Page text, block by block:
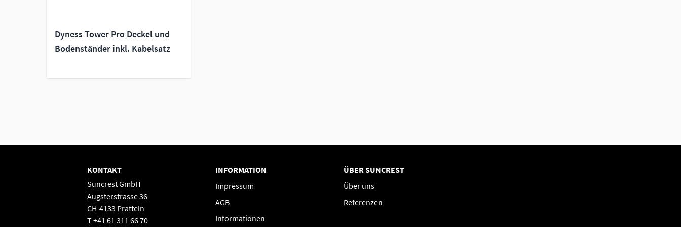
Dyness Tower Pro Deckel und
Bodenständer inkl. Kabelsatz
KONTAKT
Suncrest GmbH
Augsterstrasse 36
CH-4133 Pratteln
T +41 61 311 66 70
INFORMATION
Impressum
AGB
Informationen
ÜBER SUNCREST
Über uns
Referenzen